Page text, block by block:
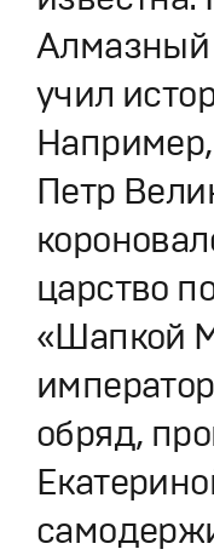
Алмазный
учил
Петр
царство
«Шапкой
обряд,